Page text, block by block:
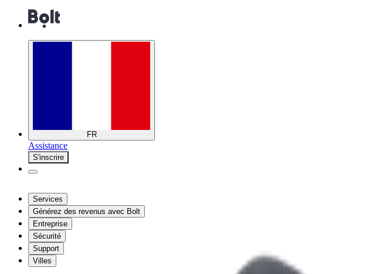
FR
Assistance
S'inscrire
Services
Générez des revenus avec Bolt
Entreprise
Sécurité
Support
Villes